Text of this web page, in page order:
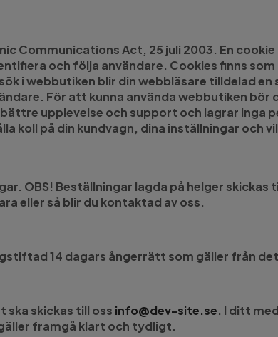
Communications Act, 25 juli 2003. En
och följa användare. Cookies finns
i webbutiken blir din webbläsare tilldelad en
För att kunna använda webbutiken bör
upplevelse och support och lagrar inga
koll på din kundvagn, dina inställningar och
OBS! Beställningar lagda på helger
eller så blir du kontaktad av oss.
14 dagars ångerrätt som gäller från
ska skickas till oss info@dev-site.se. I ditt
framgå klart och tydligt.